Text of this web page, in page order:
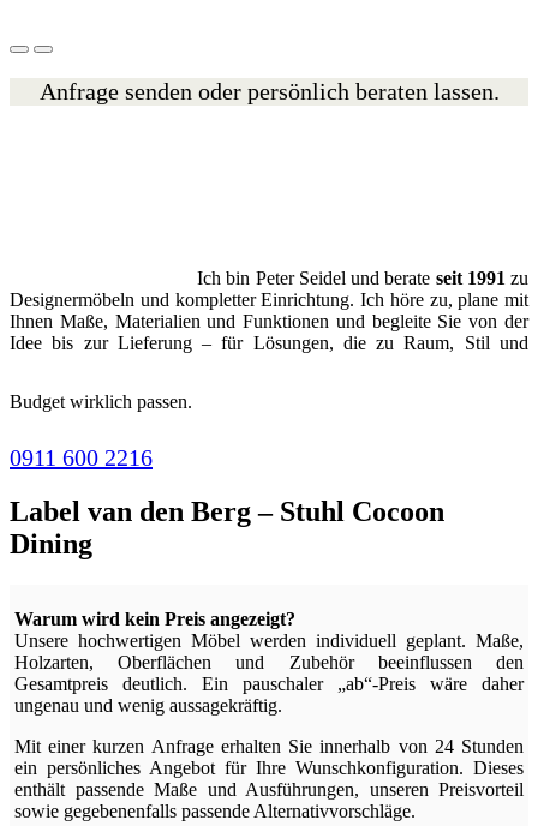
Anfrage senden oder persönlich beraten lassen.
Ich bin Peter Seidel und berate seit 1991 zu
Designermöbeln und kompletter Einrichtung. Ich höre zu, plane mit
Ihnen Maße, Materialien und Funktionen und begleite Sie von der
Idee bis zur Lieferung – für Lösungen, die zu Raum, Stil und
Budget wirklich passen.
0911 600 2216
Label van den Berg – Stuhl Cocoon
Dining
Warum wird kein Preis angezeigt?
Unsere hochwertigen Möbel werden individuell geplant. Maße,
Holzarten, Oberflächen und Zubehör beeinflussen den
Gesamtpreis deutlich. Ein pauschaler „ab“-Preis wäre daher
ungenau und wenig aussagekräftig.
Mit einer kurzen Anfrage erhalten Sie innerhalb von 24 Stunden
ein persönliches Angebot für Ihre Wunschkonfiguration. Dieses
enthält passende Maße und Ausführungen, unseren Preisvorteil
sowie gegebenenfalls passende Alternativvorschläge.